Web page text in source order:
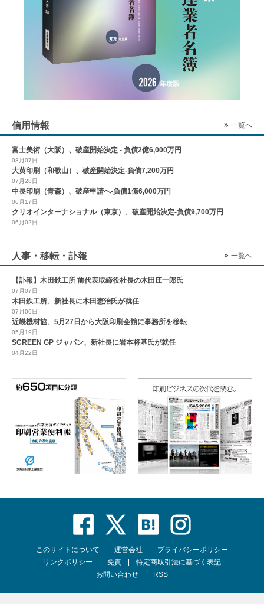
信用情報 一覧へ
富士美術（大阪）、破産開始決定 - 負債2億6,000万円
08月07日
大黄印刷（和歌山）、破産開始決定-負債7,200万円
07月28日
中長印刷（青森）、破産申請へ-負債1億6,000万円
06月17日
クリオインターナショナル（東京）、破産開始決定-負債9,700万円
06月02日
人事・移転・訃報 一覧へ
【訃報】木田鉄工所 前代表取締役社長の木田庄一郎氏
07月07日
木田鉄工所、新社長に木田憲治氏が就任
07月06日
近畿機材協、5月27日から大阪印刷会館に事務所を移転
05月19日
SCREEN GP ジャパン、新社長に岩本将基氏が就任
04月22日
このサイトについて 運営会社
プライバシーポリシー
リンクポリシー
免責
特定商取引法に基づく表記
お問い合わせ
RSS